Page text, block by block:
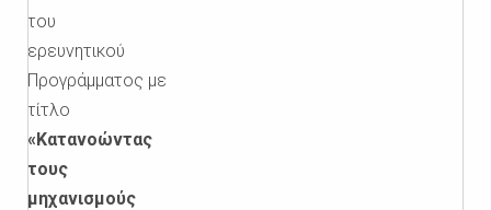
του
ερευνητικού
Προγράμματος με
τίτλο
«Κατανοώντας
τους
μηχανισμούς